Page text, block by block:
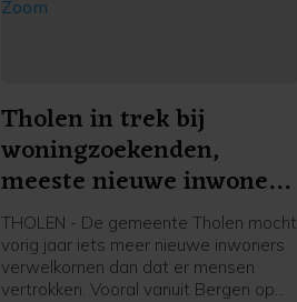
Tholen in trek bij
woningzoekenden,
meeste nieuwe inwoners
kwamen uit Bergen op
Zoom
THOLEN - De gemeente Tholen mocht
vorig jaar iets meer nieuwe inwoners
verwelkomen dan dat er mensen
vertrokken. Vooral vanuit Bergen op